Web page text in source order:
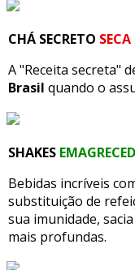
CHÁ SECRETO
A "Receita secreta"
Brasil quando o
SHAKES
Bebidas incríveis
substituição de
sua imunidade,
mais profundas.